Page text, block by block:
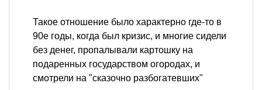
Такое отношение было характерно где-то в
90е годы, когда был кризис, и многие сидели
без денег, пропалывали картошку на
подаренных государством огородах, и
смотрели на "сказочно разбогатевших"